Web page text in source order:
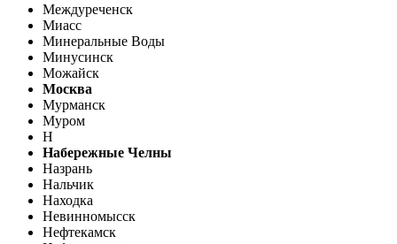
Междуреченск
Миасс
Минеральные Воды
Минусинск
Можайск
Москва
Мурманск
Муром
Н
Набережные Челны
Назрань
Нальчик
Находка
Невинномысск
Нефтекамск